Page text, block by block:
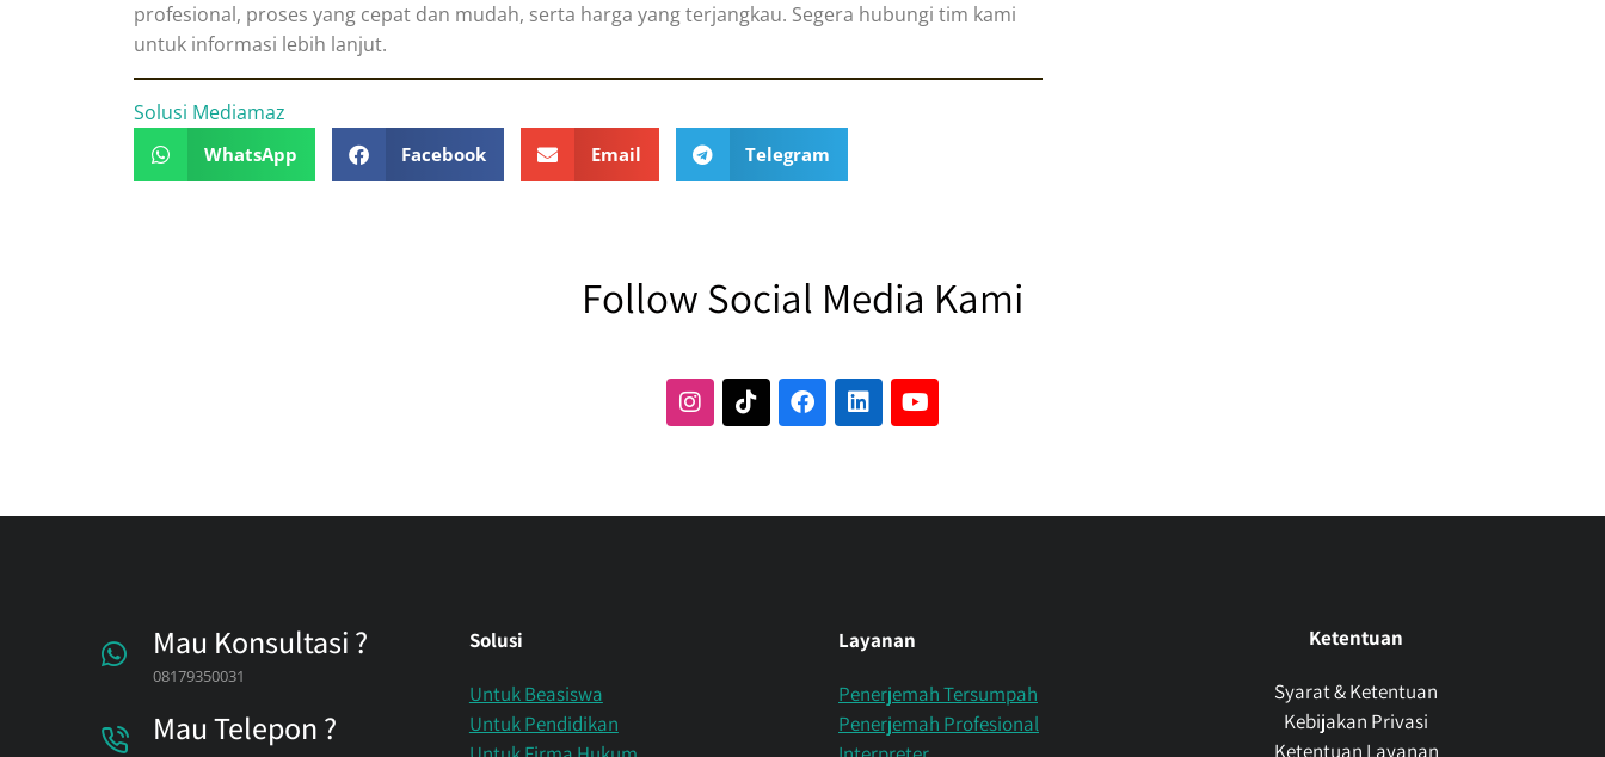
profesional, proses yang cepat dan mudah, serta harga yang terjangkau. Segera hubungi tim kami
untuk informasi lebih lanjut.
Solusi Mediamaz
WhatsApp Facebook Email Telegram
Follow Social Media Kami
Mau Konsultasi ?
08179350031
Mau Telepon ?
Solusi
Untuk Beasiswa
Untuk Pendidikan
Layanan
Penerjemah Tersumpah
Penerjemah Profesional
Ketentuan
Syarat & Ketentuan
Kebijakan Privasi
Ketentuan Layanan